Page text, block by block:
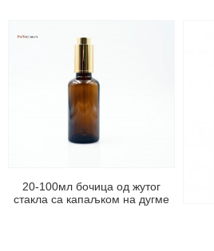
20-100мл бочица од жутог
стакла са капаљком на дугме